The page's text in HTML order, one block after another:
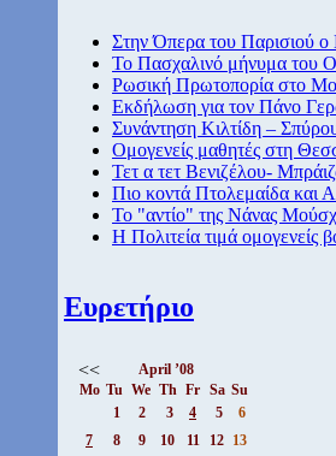
Στην Όπερα του Παρισιού ο
Το Πασχαλινό μήνυμα του
Ρωσική Πρωτοπορία στο
Εκδήλωση για τον Πάνο
Συνάντηση Κιλτίδη –
Ομογενείς μαθητές στη
Τετ α τετ Βενιζέλου-
Πιο κοντά Πτολεμαίδα και
Το "αντίο" της Νάνας
Η Πολιτεία τιμά ομογενείς
Ευρετήριο
<<
April ’08
Mo Tu We Th Fr Sa Su
1
2 3 4 5
6
7
8 9 10 11 12 13